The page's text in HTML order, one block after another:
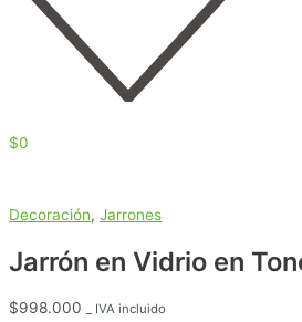
$0
Decoración, Jarrones
Jarrón en Vidrio en
$998.000 _ IVA incluido